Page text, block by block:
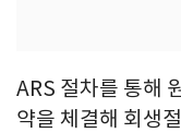
ARS 절차를 통해
약을 체결해 회생